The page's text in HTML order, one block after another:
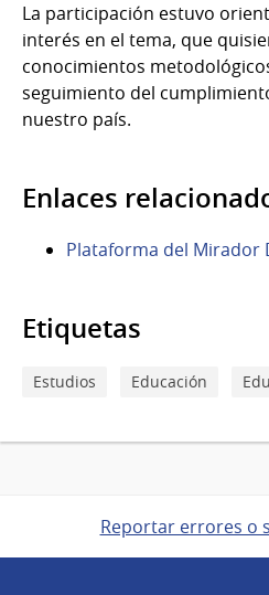
La participación estuvo
interés en el tema, que
conocimientos
seguimiento del
nuestro país.
Enlaces
Plataforma del Mirador
Etiquetas
Estudios Educación
Reportar errores o